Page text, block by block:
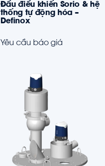
Đầu điều khiển Sorio & hệ
thống tự động hóa –
Definox
Yêu cầu báo giá